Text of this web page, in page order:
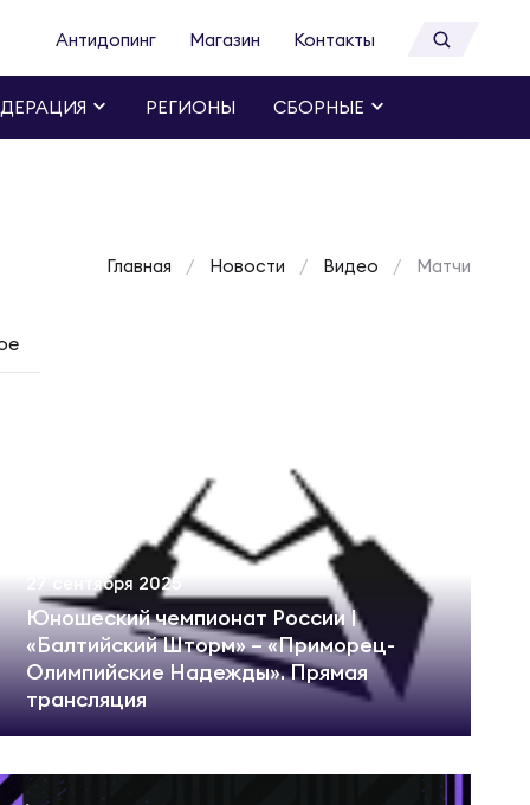
Антидопинг Магазин Контакты
РЕГИОНЫ СБОРНЫЕ
Главная Новости Видео Матчи
Юношеский чемпионат России |
«Балтийский Шторм» – «Приморец-
Олимпийские Надежды». Прямая
трансляция
27 сентября 2025